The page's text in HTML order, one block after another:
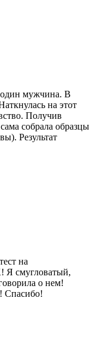
мужчина. В
на этот
Получив
собрала образцы
Результат
на
Я смугловатый,
о нем!
Спасибо!